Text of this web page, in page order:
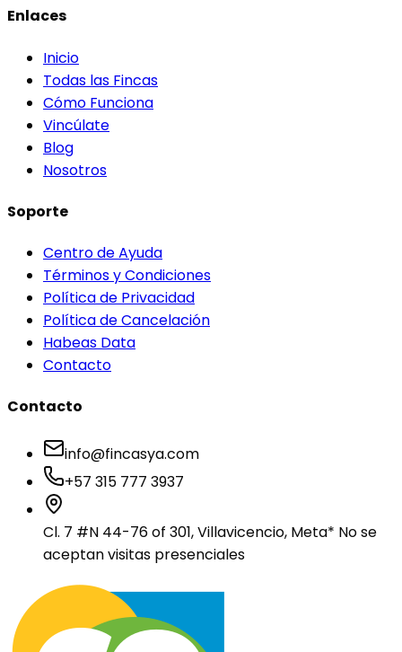
Enlaces
Inicio
Todas las Fincas
Cómo Funciona
Vincúlate
Blog
Nosotros
Soporte
Centro de Ayuda
Términos y Condiciones
Política de Privacidad
Política de Cancelación
Habeas Data
Contacto
Contacto
info@fincasya.com
+57 315 777 3937
Cl. 7 #N 44-76 of 301, Villavicencio, Meta* No se
aceptan visitas presenciales